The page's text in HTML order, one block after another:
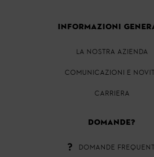
INFORMAZIONI
LA NOSTRA AZIENDA
COMUNICAZIONI E
CARRIERA
Domande?
DOMANDE